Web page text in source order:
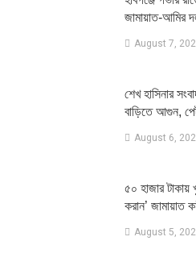
জামায়াত-আমির
August 7,
শেখ হাসিনার
বাড়িতে আগুন,
August 6,
৫০ হাজার টাকায়
করান’ জামায়াত
August 5,